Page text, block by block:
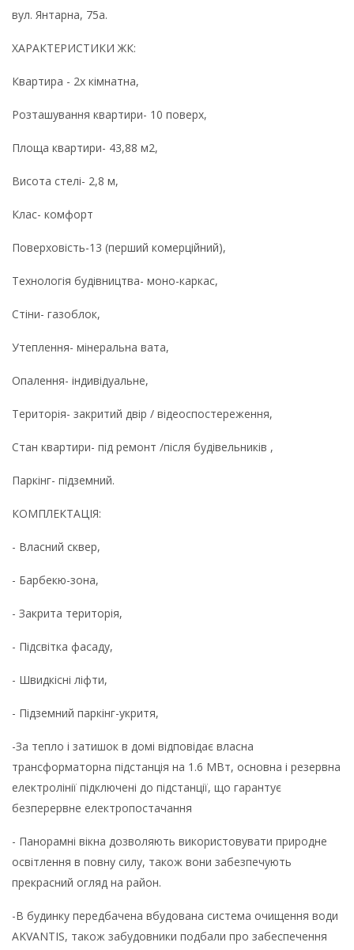
вул. Янтарна, 75а.
ХАРАКТЕРИСТИКИ ЖК:
Квартира - 2х кімнатна,
Розташування квартири- 10 поверх,
Площа квартири- 43,88 м2,
Висота стелі- 2,8 м,
Клас- комфорт
Поверховість-13 (перший комерційний),
Технологія будівництва- моно-каркас,
Стіни- газоблок,
Утеплення- мінеральна вата,
Опалення- індивідуальне,
Територія- закритий двір / відеоспостереження,
Стан квартири- під ремонт /після будівельників ,
Паркінг- підземний.
КОМПЛЕКТАЦІЯ:
- Власний сквер,
- Барбекю-зона,
- Закрита територія,
- Підсвітка фасаду,
- Швидкісні ліфти,
- Підземний паркінг-укритя,
-За тепло і затишок в домі відповідає власна
трансформаторна підстанція на 1.6 МВт, основна і резервна
електролінії підключені до підстанції, що гарантує
безперервне електропостачання
- Панорамні вікна дозволяють використовувати природне
освітлення в повну силу, також вони забезпечують
прекрасний огляд на район.
-В будинку передбачена вбудована система очищення води
AKVANTIS, також забудовники подбали про забеспечення